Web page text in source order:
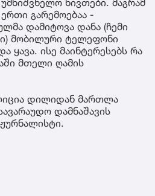
ნივთები. მაგრამ
გარემოებაა -
დამიტოვა დანა (ჩემი
მობილური ტელეფონი
ყავა. ისე მაინტერესებს რა
მთელი ღამის
დილიდან მართლა
დამნაშავის